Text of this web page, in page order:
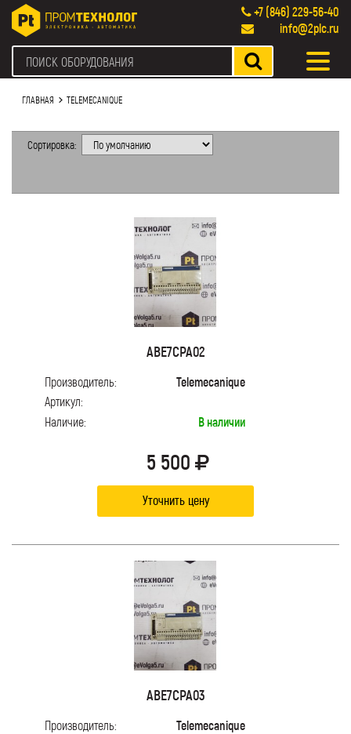
+7 (846) 229-56-40
info@2plc.ru
ГЛАВНАЯ TELEMECANIQUE
Сортировка:
ABE7CPA02
Производитель:
Telemecanique
Артикул:
Наличие:
В наличии
5 500
Уточнить цену
ABE7CPA03
Производитель:
Telemecanique